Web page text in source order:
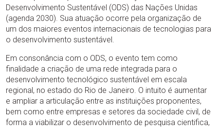
Desenvolvimento Sustentável (ODS) das Nações Unidas
(agenda 2030). Sua atuação ocorre pela organização de
um dos maiores eventos internacionais de tecnologias para
o desenvolvimento sustentável.
Em consonância com o ODS, o evento tem como
finalidade a criação de uma rede integrada para o
desenvolvimento tecnológico sustentável em escala
regional, no estado do Rio de Janeiro. O intuito é aumentar
e ampliar a articulação entre as instituições proponentes,
bem como entre empresas e setores da sociedade civil, de
forma a viabilizar o desenvolvimento de pesquisa cientifica,